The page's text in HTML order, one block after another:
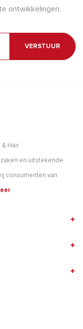
ontwikkelingen,
VERSTUUR
Hair
en uitstekende
consumenten van